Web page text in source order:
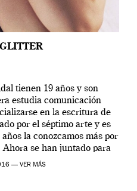
tienen 19 años y son
estudia comunicación
en la escritura de
por el séptimo arte y es
la conozcamos más por
se han juntado para
una […]
— VER MÁS